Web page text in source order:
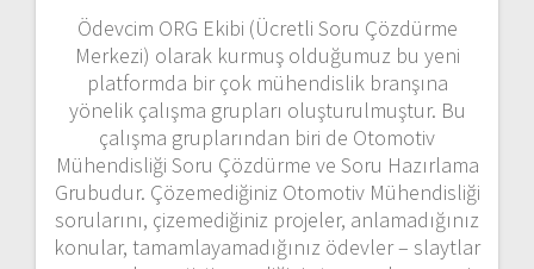
Ödevcim ORG Ekibi (Ücretli Soru Çözdürme
Merkezi) olarak kurmuş olduğumuz bu yeni
platformda bir çok mühendislik branşına
yönelik çalışma grupları oluşturulmuştur. Bu
çalışma gruplarından biri de Otomotiv
Mühendisliği Soru Çözdürme ve Soru Hazırlama
Grubudur. Çözemediğiniz Otomotiv Mühendisliği
sorularını, çizemediğiniz projeler, anlamadığınız
konular, tamamlayamadığınız ödevler – slaytlar